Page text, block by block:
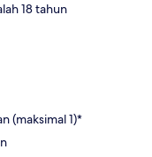
18 tahun
(maksimal 1)*